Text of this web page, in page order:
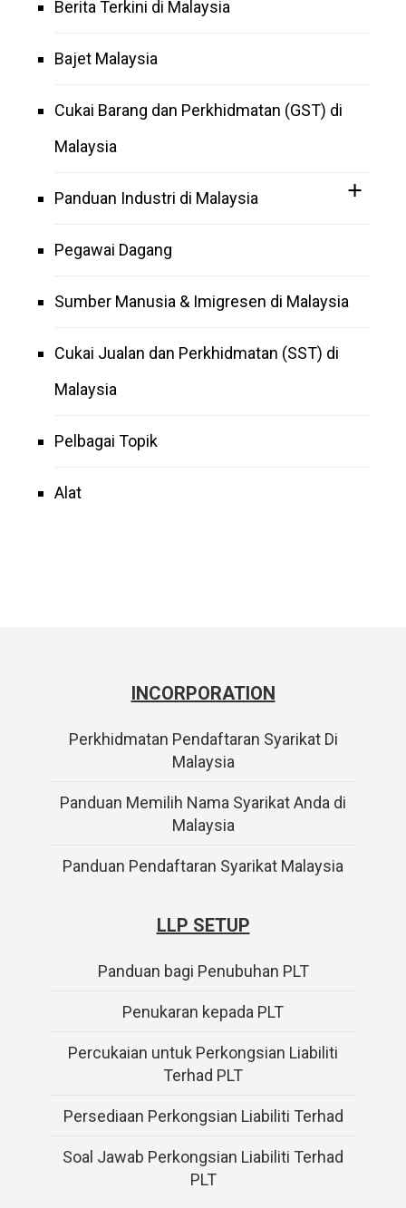
Berita Terkini di Malaysia
Bajet Malaysia
Cukai Barang dan Perkhidmatan (GST) di
Malaysia
Panduan Industri di Malaysia
Pegawai Dagang
Sumber Manusia & Imigresen di Malaysia
Cukai Jualan dan Perkhidmatan (SST) di
Malaysia
Pelbagai Topik
Alat
INCORPORATION
Perkhidmatan Pendaftaran Syarikat Di
Malaysia
Panduan Memilih Nama Syarikat Anda di
Malaysia
Panduan Pendaftaran Syarikat Malaysia
LLP SETUP
Panduan bagi Penubuhan PLT
Penukaran kepada PLT
Percukaian untuk Perkongsian Liabiliti
Terhad PLT
Persediaan Perkongsian Liabiliti Terhad
Soal Jawab Perkongsian Liabiliti Terhad
PLT